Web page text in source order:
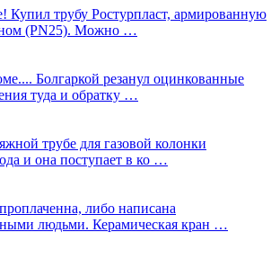
Купил трубу Ростурпласт, армированную
(PN25). Можно …
Болгаркой резанул оцинкованные
туда и обратку …
трубе для газовой колонки
и она поступает в ко …
либо написана
людьми. Керамическая кран …